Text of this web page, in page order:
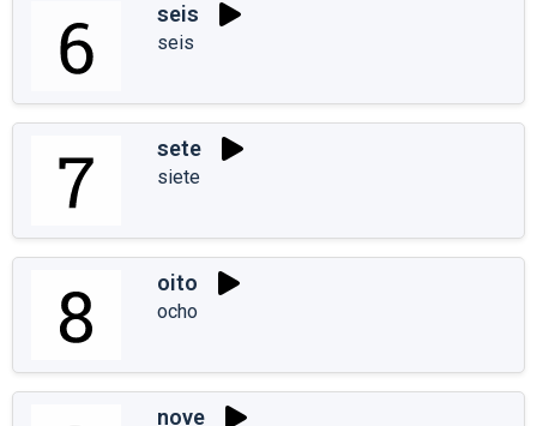
seis
seis
sete
siete
oito
ocho
nove